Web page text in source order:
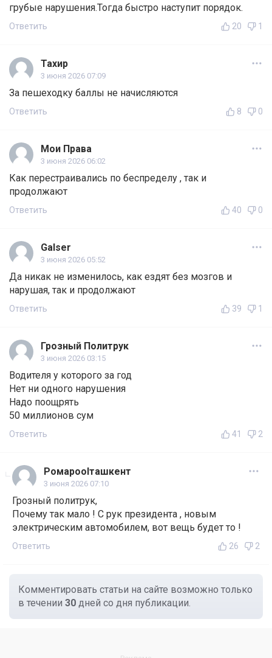
грубые нарушения.Тогда быстро наступит порядок.
Ответить 20 1
Тахир
3 июня 2026 07:09
За пешеходку баллы не начисляются
Ответить 8 0
Мои Права
3 июня 2026 06:02
Как перестраивались по беспределу , так и
продолжают
Ответить 40 0
Galser
3 июня 2026 05:52
Да никак не изменилось, как ездят без мозгов и
нарушая, так и продолжают
Ответить 39 1
Грозный Политрук
3 июня 2026 03:15
Водителя у которого за год
Нет ни одного нарушения
Надо поощрять
50 миллионов сум
Ответить 41 2
Ромаpoolташкент
3 июня 2026 07:10
Грозный политрук,
Почему так мало ! С рук президента , новым
электрическим автомобилем, вот вещь будет то !
Ответить 26 2
Комментировать статьи на сайте возможно только
в течении 30 дней со дня публикации.